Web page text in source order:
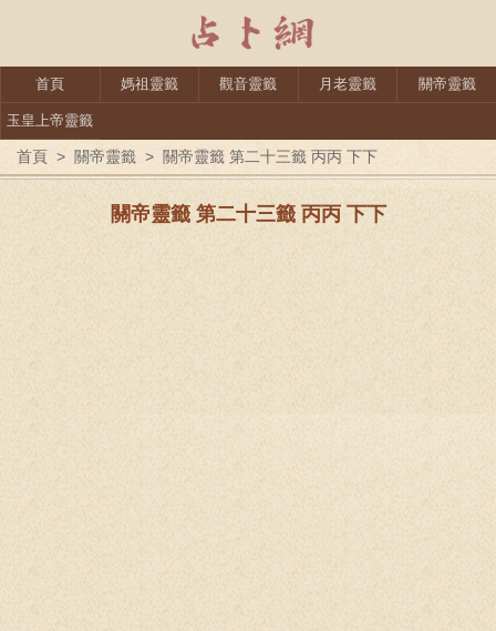
首頁 媽祖靈籤 觀音靈籤 月老靈籤 關帝靈籤
玉皇上帝靈籤
首頁 > 關帝靈籤 > 關帝靈籤 第二十三籤 丙丙 下下
關帝靈籤 第二十三籤 丙丙 下下